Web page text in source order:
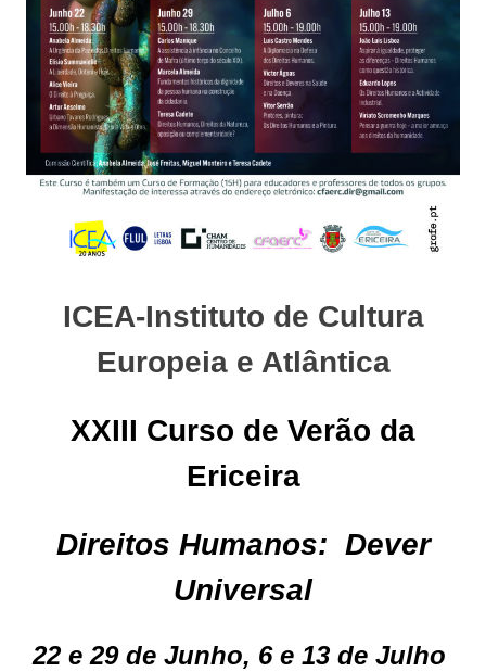
ICEA-Instituto de Cultura
Europeia e Atlântica
XXIII Curso de Verão da
Ericeira
Direitos Humanos: Dever
Universal
22 e 29 de Junho, 6 e 13 de Julho